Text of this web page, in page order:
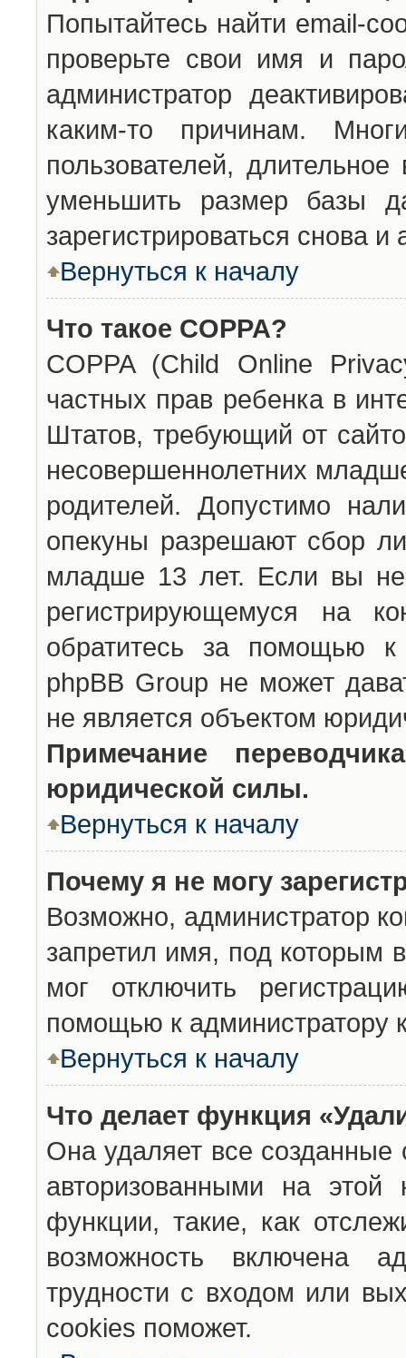
Попытайтесь найти email-
проверьте свои имя и
администратор
каким-то причинам.
пользователей,
уменьшить размер базы
зарегистрироваться снова и
Вернуться к началу
Что такое COPPA?
COPPA (Child Online
частных прав ребенка в
Штатов, требующий от
несовершеннолетних
родителей. Допустимо
опекуны разрешают сбор
младше 13 лет. Если вы
регистрирующемуся на
обратитесь за помощью к
phpBB Group не может
не является объектом
Примечание
юридической силы.
Вернуться к началу
Почему я не могу
Возможно, администратор
запретил имя, под которым
мог отключить
помощью к администратору
Вернуться к началу
Что делает функция
Она удаляет все созданные
авторизованными на
функции, такие, как
возможность включена
трудности с входом или
cookies поможет.